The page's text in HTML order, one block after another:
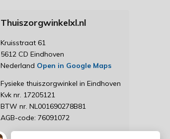
Thuiszorgwinkelxl.nl
Kruisstraat 61
5612 CD Eindhoven
Nederland Open in Google Maps
Fysieke thuiszorgwinkel in Eindhoven
Kvk nr. 17205121
BTW nr. NL001690278B81
AGB-code: 76091072